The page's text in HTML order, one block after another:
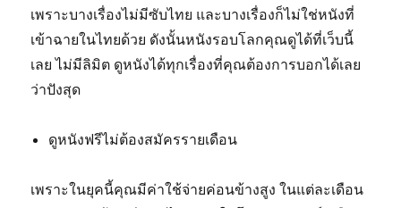
เพราะบางเรื่องไม่มีซับไทย และบางเรื่องก็ไม่ใช่หนังที่
เข้าฉายในไทยด้วย ดังนั้นหนังรอบโลกคุณดูได้ที่เว็บนี้
เลย ไม่มีลิมิต ดูหนังได้ทุกเรื่องที่คุณต้องการบอกได้เลย
ว่าปังสุด
ดูหนังฟรีไม่ต้องสมัครรายเดือน
เพราะในยุคนี้คุณมีค่าใช้จ่ายค่อนข้างสูง ในแต่ละเดือน